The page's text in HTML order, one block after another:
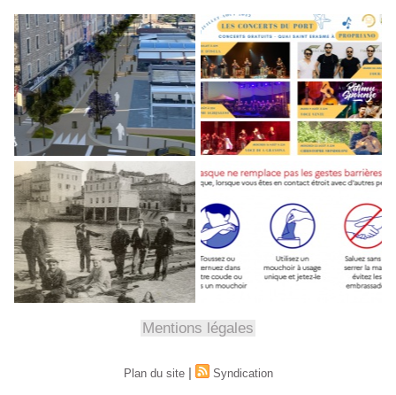
Mentions légales
Plan du site | Syndication